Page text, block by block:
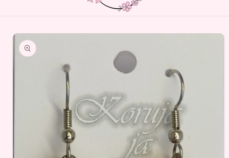
Siirry
tuotetietoihin